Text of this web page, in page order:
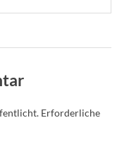
Erforderliche